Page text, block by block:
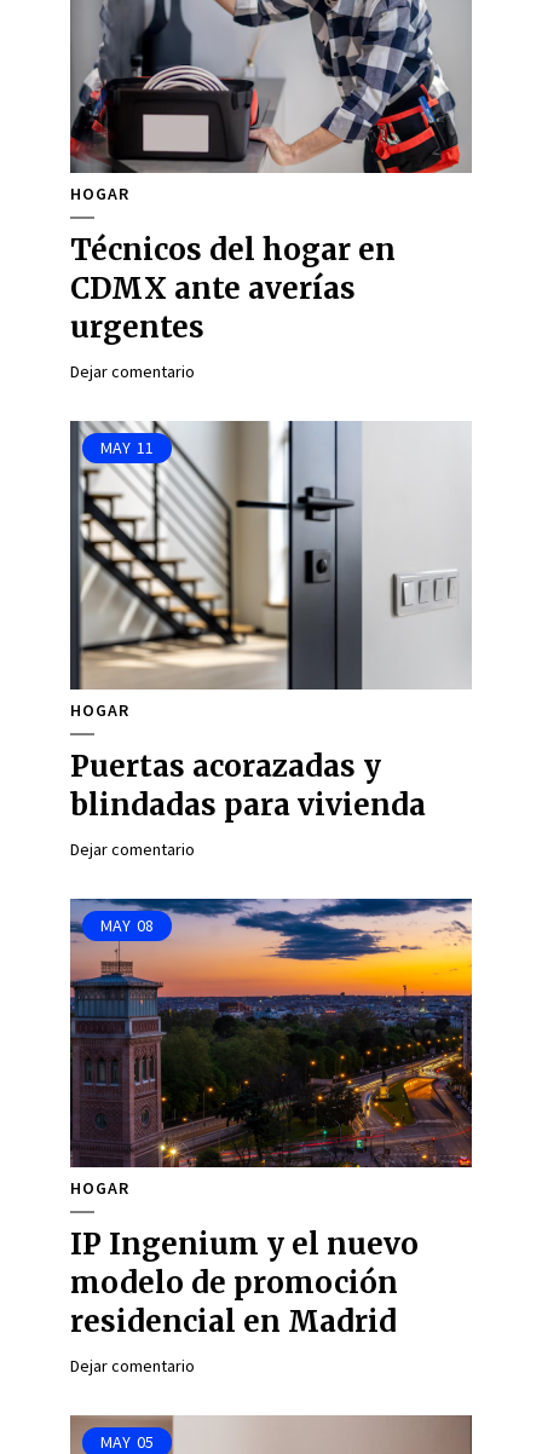
HOGAR
Técnicos del hogar en
CDMX ante averías
urgentes
Dejar comentario
MAY 11
HOGAR
Puertas acorazadas y
blindadas para vivienda
Dejar comentario
MAY 08
HOGAR
IP Ingenium y el nuevo
modelo de promoción
residencial en Madrid
Dejar comentario
MAY 05